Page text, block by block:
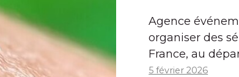
Agence
organiser des
France, au
5 février 2026